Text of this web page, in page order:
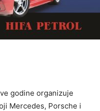
godine organizuje
Mercedes, Porsche i